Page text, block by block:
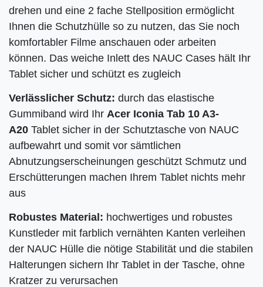
drehen und eine 2 fache Stellposition ermöglicht
Ihnen die Schutzhülle so zu nutzen, das Sie noch
komfortabler Filme anschauen oder arbeiten
können. Das weiche Inlett des NAUC Cases hält Ihr
Tablet sicher und schützt es zugleich
Verlässlicher Schutz: durch das elastische
Gummiband wird Ihr Acer Iconia Tab 10 A3-
A20 Tablet sicher in der Schutztasche von NAUC
aufbewahrt und somit vor sämtlichen
Abnutzungserscheinungen geschützt Schmutz und
Erschütterungen machen Ihrem Tablet nichts mehr
aus
Robustes Material: hochwertiges und robustes
Kunstleder mit farblich vernähten Kanten verleihen
der NAUC Hülle die nötige Stabilität und die stabilen
Halterungen sichern Ihr Tablet in der Tasche, ohne
Kratzer zu verursachen